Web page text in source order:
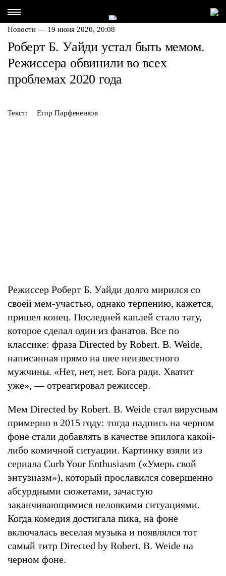
Новости — 19 июня 2020, 20:08
Роберт Б. Уайди устал быть мемом.
Режиссера обвинили во всех
проблемах 2020 года
Текст: Егор Парфененков
Режиссер Роберт Б. Уайди долго мирился со
своей мем-участью, однако терпению, кажется,
пришел конец. Последней каплей стало тату,
которое сделал один из фанатов. Все по
классике: фраза Directed by Robert. B. Weide,
написанная прямо на шее неизвестного
мужчины. «Нет, нет, нет. Бога ради. Хватит
уже», — отреагировал режиссер.
Мем Directed by Robert. B. Weide стал вирусным
примерно в 2015 году: тогда надпись на черном
фоне стали добавлять в качестве эпилога какой-
либо комичной ситуации. Картинку взяли из
сериала Curb Your Enthusiasm («Умерь свой
энтузиазм»), который прославился совершенно
абсурдными сюжетами, зачастую
заканчивающимися неловкими ситуациями.
Когда комедия достигала пика, на фоне
включалась веселая музыка и появлялся тот
самый титр Directed by Robert. B. Weide на
черном фоне.